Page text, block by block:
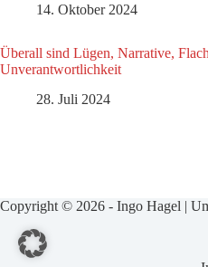
14. Oktober 2024
Überall sind Lügen, Narrative,
Unverantwortlichkeit
28. Juli 2024
Copyright © 2026 - Ingo Hagel |